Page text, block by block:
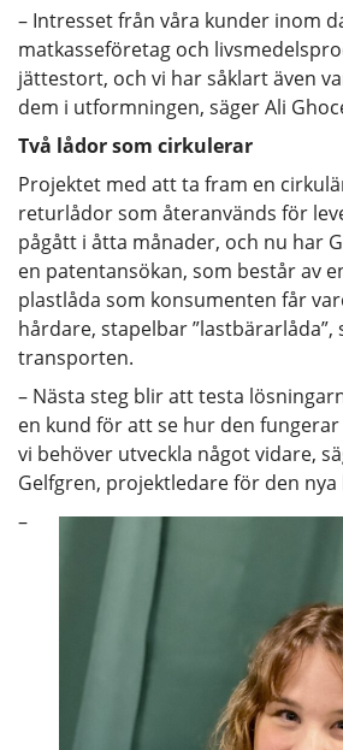
– Intresset från våra kunder inom
matkasseföretag och
jättestort, och vi har såklart även
dem i utformningen, säger Ali
Två lådor som cirkulerar
Projektet med att ta fram en
returlådor som återanvänds för
pågått i åtta månader, och nu har
en patentansökan, som består av
plastlåda som konsumenten får
hårdare, stapelbar
transporten.
– Nästa steg blir att testa
en kund för att se hur den
vi behöver utveckla något vidare,
Gelfgren, projektledare för den nya
–